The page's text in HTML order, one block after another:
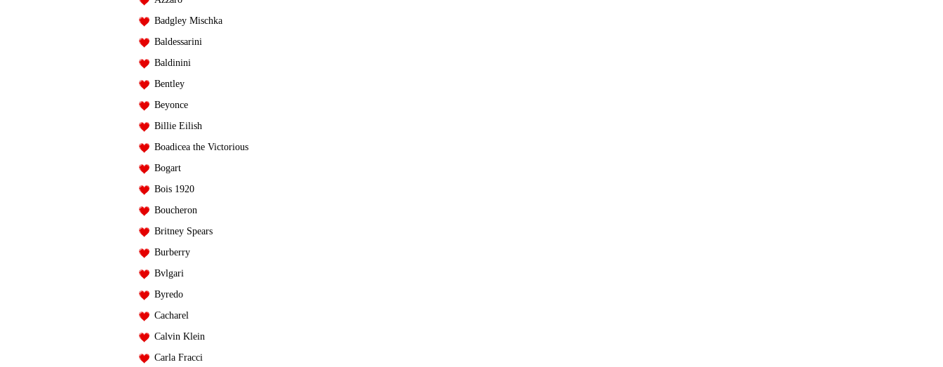
Badgley Mischka
Baldessarini
Baldinini
Bentley
Beyonce
Billie Eilish
Boadicea the Victorious
Bogart
Bois 1920
Boucheron
Britney Spears
Burberry
Bvlgari
Byredo
Cacharel
Calvin Klein
Carla Fracci